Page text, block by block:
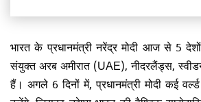
भारत के प्रधानमंत्री नरेंद्र मोदी आज से 5
संयुक्त अरब अमीरात (UAE), नीदरलैंड्स,
हैं। अगले 6 दिनों में, प्रधानमंत्री मोदी कई